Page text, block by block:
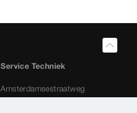
Service Techniek
Amsterdamsestraatweg